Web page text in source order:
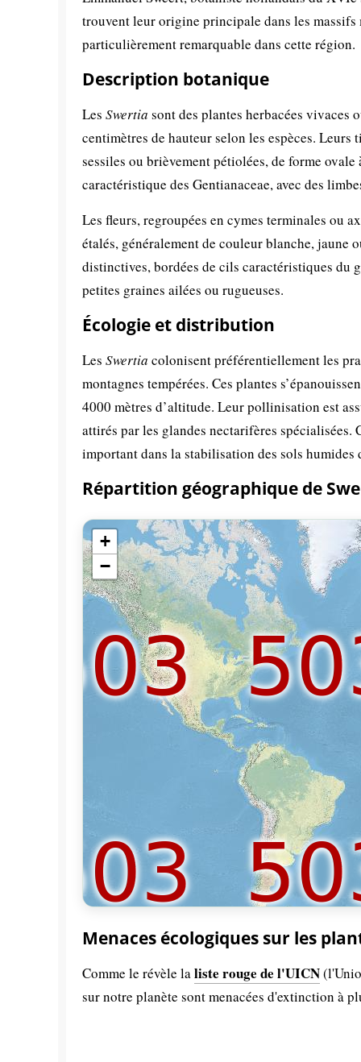
trouvent leur origine principale dans les massifs
particulièrement remarquable dans cette région.
Description botanique
Les Swertia sont des plantes herbacées vivaces
centimètres de hauteur selon les espèces.
sessiles ou brièvement pétiolées, de forme
caractéristique des Gentianaceae, avec des
Les fleurs, regroupées en cymes terminales ou
étalés, généralement de couleur blanche, jaune
distinctives, bordées de cils caractéristiques du
petites graines ailées ou rugueuses.
Écologie et distribution
Les Swertia colonisent préférentiellement les
montagnes tempérées. Ces plantes
4000 mètres d’altitude. Leur pollinisation est
attirés par les glandes nectarifères spécialisées.
important dans la stabilisation des sols humides
Répartition géographique de
+
−
Menaces écologiques sur les
Comme le révèle laliste rouge de l'UICN
sur notre planète sont menacées d'extinction à